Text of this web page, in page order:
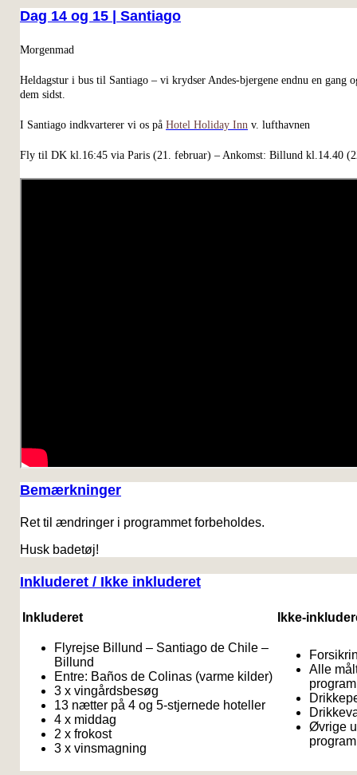
Dag 14 og 15 | Santiago
Morgenmad
Heldagstur i bus til Santiago – vi krydser Andes-bjergene endnu en gang
dem sidst.
I Santiago indkvarterer vi os på Hotel Holiday Inn v. lufthavnen
Fly til DK kl.16:45 via Paris (21. februar) – Ankomst: Billund kl.14.40
Bemærkninger
Ret til ændringer i programmet forbeholdes.
Husk badetøj!
Inkluderet / Ikke inkluderet
Inkluderet Ikke-
Flyrejse Billund – Santiago de Chile –
Billund
Entre: Baños de Colinas (varme kilder)
3 x vingårdsbesøg
13 nætter på 4 og 5-stjernede hoteller
4 x middag
2 x frokost
3 x vinsmagning
Alle
Øvrige